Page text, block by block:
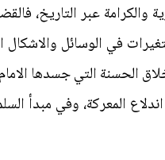
عبر التاريخ،
في الوسائل
الحسنة التي جسدها
المعركة، وفي مبدأ